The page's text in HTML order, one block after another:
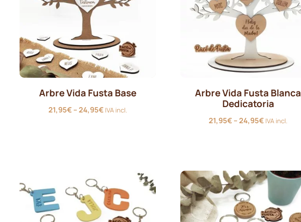
Arbre Vida Fusta Base
21,95€ –24,95€Interval
IVA incl.
Arbre Vida Fusta Blanca
Dedicatoria
21,95€–24,95€Interval
24,95€
IVA incl.